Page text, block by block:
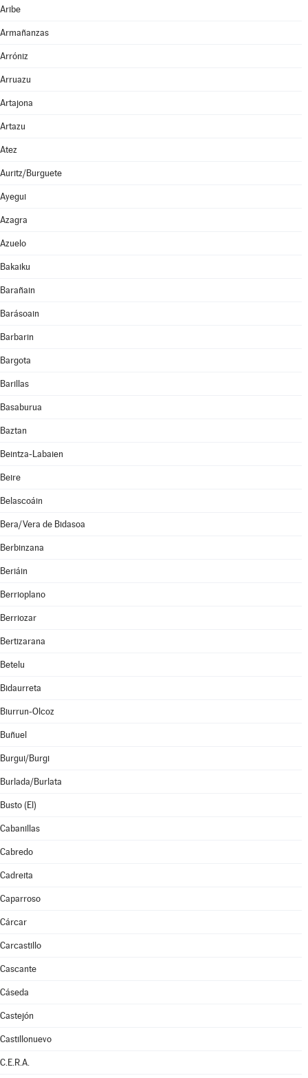
Aribe
Armañanzas
Arróniz
Arruazu
Artajona
Artazu
Atez
Auritz/Burguete
Ayegui
Azagra
Azuelo
Bakaiku
Barañain
Barásoain
Barbarin
Bargota
Barillas
Basaburua
Baztan
Beintza-Labaien
Beire
Belascoáin
Bera/Vera de Bidasoa
Berbinzana
Beriáin
Berrioplano
Berriozar
Bertizarana
Betelu
Bidaurreta
Biurrun-Olcoz
Buñuel
Burgui/Burgi
Burlada/Burlata
Busto (El)
Cabanillas
Cabredo
Cadreita
Caparroso
Cárcar
Carcastillo
Cascante
Cáseda
Castejón
Castillonuevo
C.E.R.A.